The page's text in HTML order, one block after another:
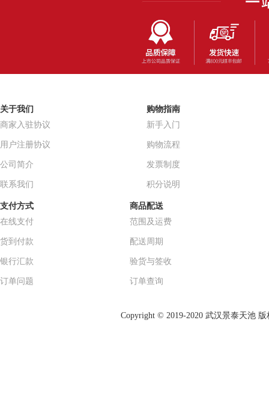
关于我们
商家入驻协议
用户注册协议
公司简介
联系我们
购物指南
新手入门
购物流程
发票制度
积分说明
支付方式
在线支付
货到付款
银行汇款
订单问题
商品配送
范围及运费
配送周期
验货与签收
订单查询
Copyright © 2019-2020 武汉景泰天池